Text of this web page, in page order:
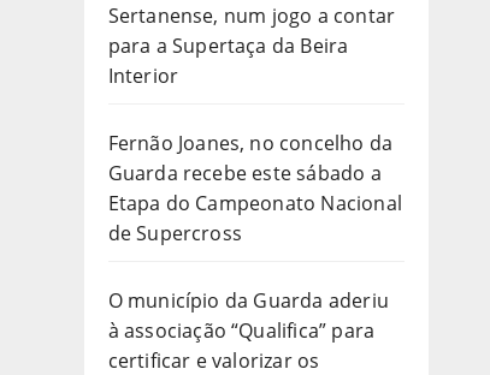
Sertanense, num jogo a contar
para a Supertaça da Beira
Interior
Fernão Joanes, no concelho da
Guarda recebe este sábado a
Etapa do Campeonato Nacional
de Supercross
O município da Guarda aderiu
à associação “Qualifica” para
certificar e valorizar os